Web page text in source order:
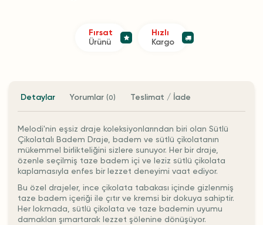
Fırsat
Ürünü
Hızlı
Kargo
Detaylar Yorumlar (0) Teslimat / İade
Melodi'nin eşsiz draje koleksiyonlarından biri olan Sütlü
Çikolatalı Badem Draje, badem ve sütlü çikolatanın
mükemmel birlikteliğini sizlere sunuyor. Her bir draje,
özenle seçilmiş taze badem içi ve leziz sütlü çikolata
kaplamasıyla enfes bir lezzet deneyimi vaat ediyor.
Bu özel drajeler, ince çikolata tabakası içinde gizlenmiş
taze badem içeriği ile çıtır ve kremsi bir dokuya sahiptir.
Her lokmada, sütlü çikolata ve taze bademin uyumu
damakları şımartarak lezzet şölenine dönüşüyor.